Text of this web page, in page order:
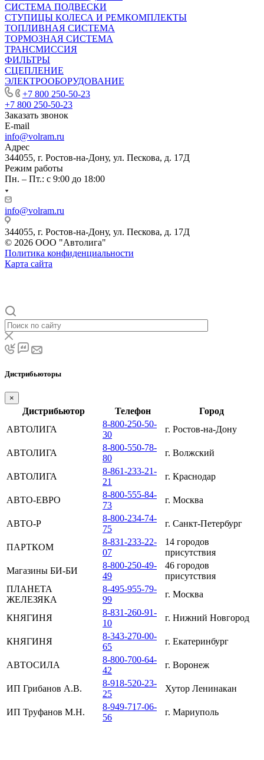
СИСТЕМА ПОДВЕСКИ
СТУПИЦЫ КОЛЕСА И РЕМКОМПЛЕКТЫ
ТОПЛИВНАЯ СИСТЕМА
ТОРМОЗНАЯ СИСТЕМА
ТРАНСМИССИЯ
ФИЛЬТРЫ
СЦЕПЛЕНИЕ
ЭЛЕКТРООБОРУДОВАНИЕ
+7 800 250-50-23
+7 800 250-50-23
Заказать звонок
E-mail
info@volram.ru
Адрес
344055, г. Ростов-на-Дону, ул. Пескова, д. 17Д
Режим работы
Пн. – Пт.: с 9:00 до 18:00
info@volram.ru
344055, г. Ростов-на-Дону, ул. Пескова, д. 17Д
© 2026 ООО "Автолига"
Политика конфиденциальности
Карта сайта
Дистрибьюторы
×
Дистрибьютор Телефон
Город
АВТОЛИГА
8-800-250-50-
30
г. Ростов-на-Дону
АВТОЛИГА
8-800-550-78-
80
г. Волжский
АВТОЛИГА
8-861-233-21-
21
г. Краснодар
АВТО-ЕВРО
8-800-555-84-
73
г. Москва
АВТО-Р
8-800-234-74-
75
г. Санкт-Петербург
ПАРТКОМ
8-831-233-22-
07
14 городов
присутствия
Магазины БИ-БИ
8-800-250-49-
49
46 городов
присутствия
ПЛАНЕТА
ЖЕЛЕЗЯКА
8-495-955-79-
99
г. Москва
КНЯГИНЯ
8-831-260-91-
10
г. Нижний Новгород
КНЯГИНЯ
8-343-270-00-
65
г. Екатеринбург
АВТОСИЛА
8-800-700-64-
42
г. Воронеж
ИП Грибанов А.В.
8-918-520-23-
25
Хутор Ленинакан
ИП Труфанов М.Н.
8-949-717-06-
56
г. Мариуполь